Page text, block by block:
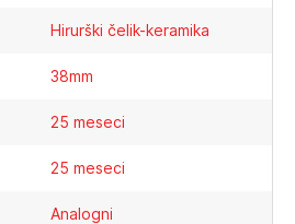
Hirurški čelik-keramika
38mm
25 meseci
25 meseci
Analogni